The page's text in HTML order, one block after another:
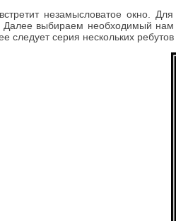
незамысловатое окно.
выбираем необходимый нам
следует серия нескольких